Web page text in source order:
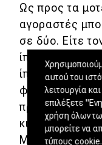
Ως προς τα
αγοραστές
σε δύο. Είτε
ίππους είτε
ίππους. Με το
φορά το
πράξη, ο
κινητήρας
Με το
αυτού του
λειτουργία
επιλέξετε
χρήση όλων
μπορείτε να
τύπους cookie.